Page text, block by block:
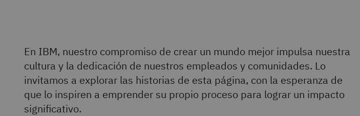
En IBM, nuestro compromiso de crear un mundo mejor impulsa nuestra
cultura y la dedicación de nuestros empleados y comunidades. Lo
invitamos a explorar las historias de esta página, con la esperanza de
que lo inspiren a emprender su propio proceso para lograr un impacto
significativo.